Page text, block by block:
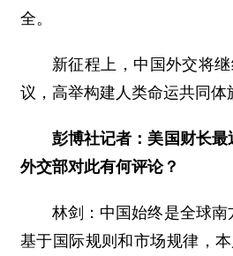
全。
新征程上，中国外交将
议，高举构建人类命运共同
彭博社记者：美国财长
外交部对此有何评论？
林剑：中国始终是全球
基于国际规则和市场规律，